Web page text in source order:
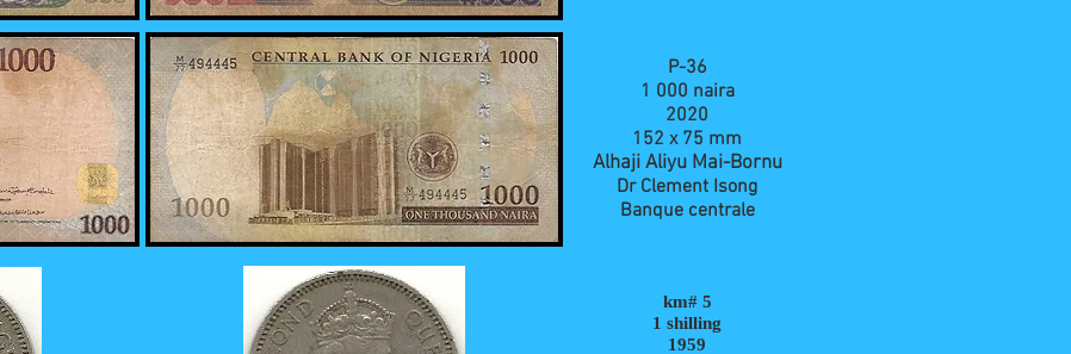
P-36
1 000 naira
2020
152 x 75 mm
Alhaji Aliyu Mai-Bornu
Dr Clement Isong
Banque centrale
km# 5
1 shilling
1959